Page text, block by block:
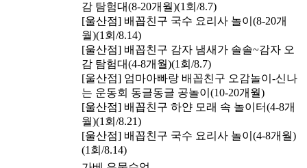
감 탐험대(8-20개월)(1회/8.7)
[울산점] 배꼽친구 국수 요리사 놀이(8-20개
월)(1회/8.14)
[울산점] 배꼽친구 감자 냄새가 솔솔~감자 오
감 탐험대(4-8개월)(1회/8.7)
[울산점] 엄마아빠랑 배꼽친구 오감놀이-신나
는 운동회 동글동글 공놀이(10-20개월)
[울산점] 배꼽친구 하얀 모래 속 놀이터(4-8개
월)(1회/8.21)
[울산점] 배꼽친구 국수 요리사 놀이(4-8개월)
(1회/8.14)